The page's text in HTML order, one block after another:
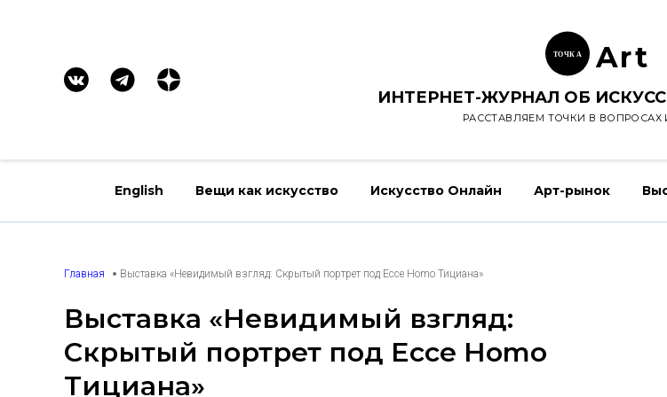
ТОЧК А Art
ИНТЕРНЕТ-ЖУРНАЛ ОБ
РАССТАВЛЯЕМ ТОЧКИ В ВОПРОСАХ
English Вещи как искусство Искусство Онлайн Арт-рынок
Главная Выставка «Невидимый взгляд: Скрытый портрет под Ecce Homo Тициана»
Выставка «Невидимый взгляд:
Скрытый портрет под Ecce Homo
Тициана»